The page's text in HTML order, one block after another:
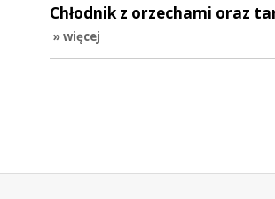
Chłodnik z orzechami oraz
» więcej